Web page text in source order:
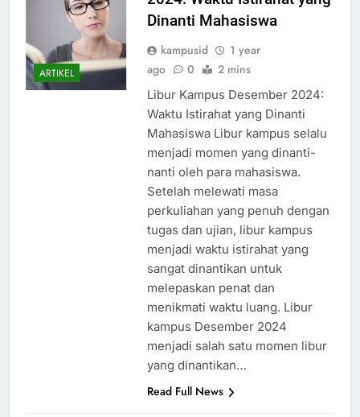
ARTIKEL
Dinanti Mahasiswa
kampusid
1 year
ago
0 2 mins
Libur Kampus Desember 2024:
Waktu Istirahat yang Dinanti
Mahasiswa Libur kampus selalu
menjadi momen yang dinanti-
nanti oleh para mahasiswa.
Setelah melewati masa
perkuliahan yang penuh dengan
tugas dan ujian, libur kampus
menjadi waktu istirahat yang
sangat dinantikan untuk
melepaskan penat dan
menikmati waktu luang. Libur
kampus Desember 2024
menjadi salah satu momen libur
yang dinantikan…
Read Full News